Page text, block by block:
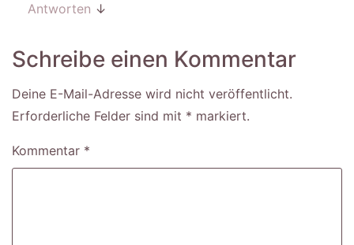
Antworten ↓
Schreibe einen Kommentar
Deine E-Mail-Adresse wird nicht veröffentlicht.
Erforderliche Felder sind mit * markiert
Kommentar *